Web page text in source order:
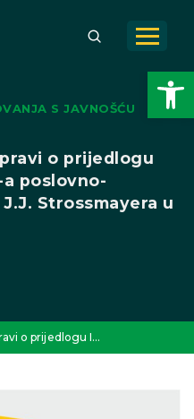
Open toolbar
S JAVNOŠĆU
o prijedlogu
a poslovno-
Strossmayera u
o prijedlogu I…